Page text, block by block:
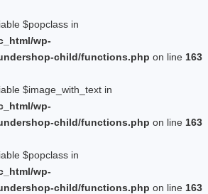
$popclass in
wp-
child/functions.php on line 163
$image_with_text in
wp-
child/functions.php on line 163
$popclass in
wp-
child/functions.php on line 163